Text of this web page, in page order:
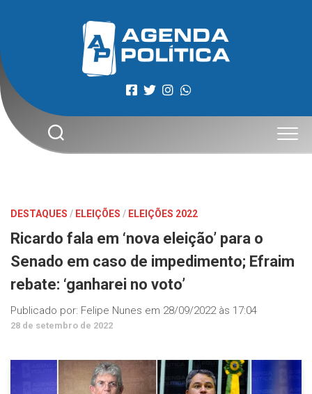
DESTAQUES / ELEIÇÕES / ELEIÇÕES 2022
Ricardo fala em ‘nova eleição’ para o
Senado em caso de impedimento; Efraim
rebate: ‘ganharei no voto’
Publicado por: Felipe Nunes em 28/09/2022 às 17:04
28 de setembro de 2022